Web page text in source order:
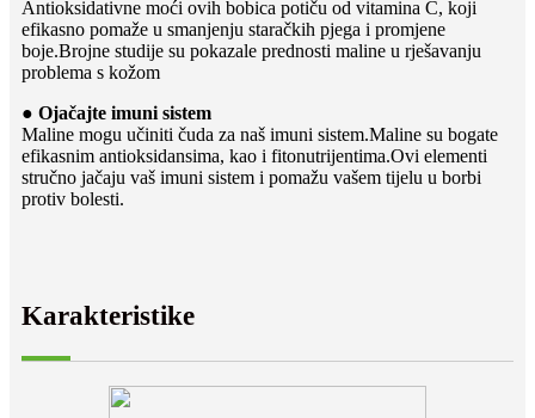
Antioksidativne moći ovih bobica potiču od vitamina C, koji
efikasno pomaže u smanjenju staračkih pjega i promjene
boje.Brojne studije su pokazale prednosti maline u rješavanju
problema s kožom
● Ojačajte imuni sistem
Maline mogu učiniti čuda za naš imuni sistem.Maline su bogate
efikasnim antioksidansima, kao i fitonutrijentima.Ovi elementi
stručno jačaju vaš imuni sistem i pomažu vašem tijelu u borbi
protiv bolesti.
Karakteristike